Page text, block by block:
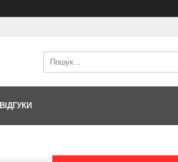
ВІДГУКИ